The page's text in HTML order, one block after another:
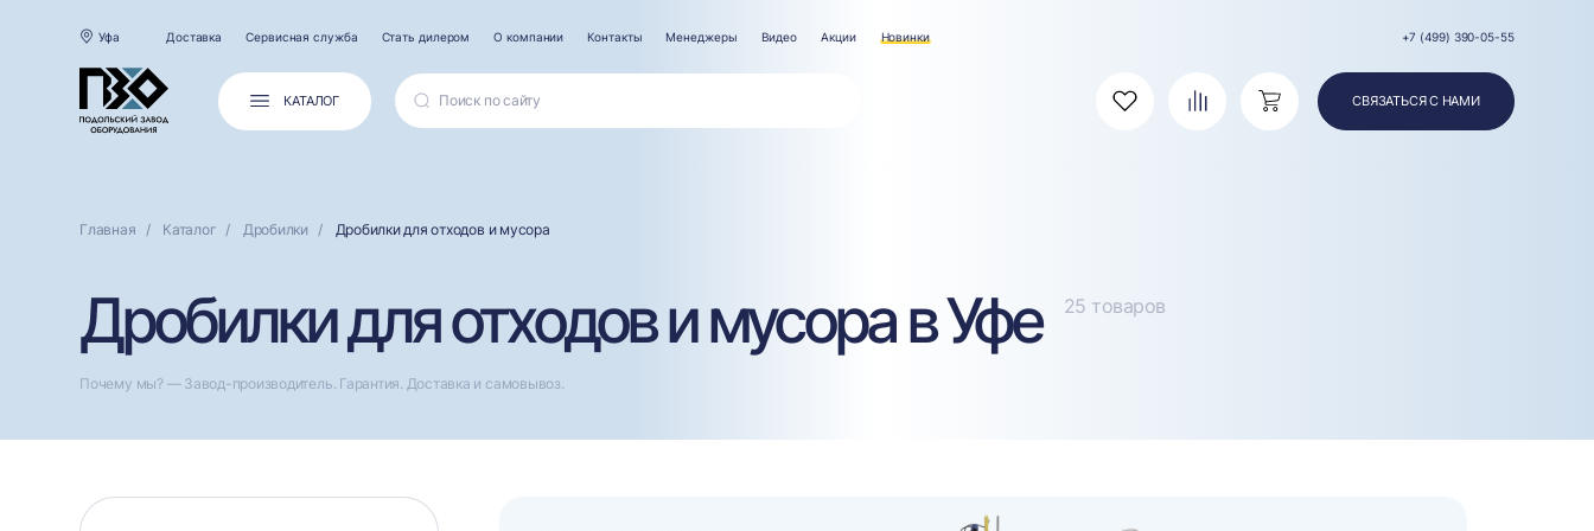
Уфа Доставка Сервисная служба Стать дилером О компании Контакты Менеджеры Видео Акции Новинки +7 (499) 390-05-55
КАТАЛОГ Избранное СравнениеКорзина СВЯЗАТЬСЯ С НАМИ
Главная Каталог Дробилки Дробилки для отходов и мусора
Дробилки для отходов и мусора в Уфе 25 товаров
Почему мы? — Завод-производитель. Гарантия. Доставка и самовывоз.